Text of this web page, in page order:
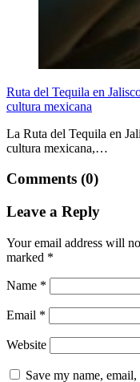
Ruta del Tequila en
cultura mexicana
La Ruta del Tequila en
cultura mexicana,…
Comments (0)
Leave a Reply
Your email address will
marked *
Name *
Email *
Website
Save my name,